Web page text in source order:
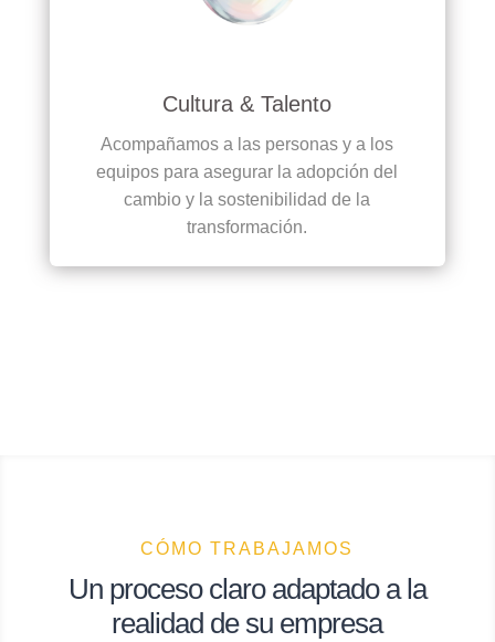
Cultura & Talento
Acompañamos a las personas y a los
equipos para asegurar la adopción del
cambio y la sostenibilidad de la
transformación.
CÓMO TRABAJAMOS
Un proceso claro adaptado a la
realidad de su empresa